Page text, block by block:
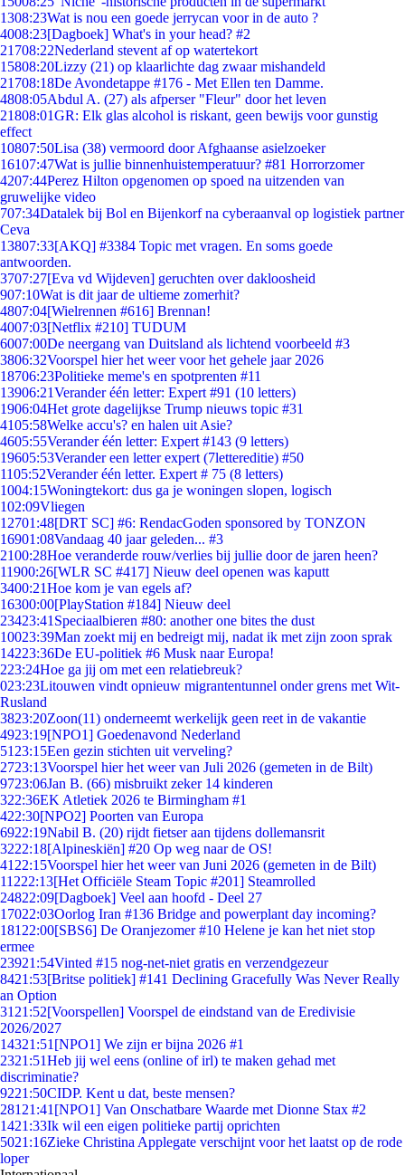
1308:23Wat is nou een goede jerrycan voor in de auto ?
4008:23[Dagboek] What's in your head? #2
21708:22Nederland stevent af op watertekort
15808:20Lizzy (21) op klaarlichte dag zwaar mishandeld
21708:18De Avondetappe #176 - Met Ellen ten Damme.
4808:05Abdul A. (27) als afperser "Fleur" door het leven
21808:01GR: Elk glas alcohol is riskant, geen bewijs voor gunstig
effect
10807:50Lisa (38) vermoord door Afghaanse asielzoeker
16107:47Wat is jullie binnenhuistemperatuur? #81 Horrorzomer
4207:44Perez Hilton opgenomen op spoed na uitzenden van
gruwelijke video
707:34Datalek bij Bol en Bijenkorf na cyberaanval op logistiek partner
Ceva
13807:33[AKQ] #3384 Topic met vragen. En soms goede
antwoorden.
3707:27[Eva vd Wijdeven] geruchten over dakloosheid
907:10Wat is dit jaar de ultieme zomerhit?
4807:04[Wielrennen #616] Brennan!
4007:03[Netflix #210] TUDUM
6007:00De neergang van Duitsland als lichtend voorbeeld #3
3806:32Voorspel hier het weer voor het gehele jaar 2026
18706:23Politieke meme's en spotprenten #11
13906:21Verander één letter: Expert #91 (10 letters)
1906:04Het grote dagelijkse Trump nieuws topic #31
4105:58Welke accu's? en halen uit Asie?
4605:55Verander één letter: Expert #143 (9 letters)
19605:53Verander een letter expert (7lettereditie) #50
1105:52Verander één letter. Expert # 75 (8 letters)
1004:15Woningtekort: dus ga je woningen slopen, logisch
102:09Vliegen
12701:48[DRT SC] #6: RendacGoden sponsored by TONZON
16901:08Vandaag 40 jaar geleden... #3
2100:28Hoe veranderde rouw/verlies bij jullie door de jaren heen?
11900:26[WLR SC #417] Nieuw deel openen was kaputt
3400:21Hoe kom je van egels af?
16300:00[PlayStation #184] Nieuw deel
23423:41 Speciaalbieren #80: another one bites the dust
10023:39Man zoekt mij en bedreigt mij, nadat ik met zijn zoon sprak
14223:36De EU-politiek #6 Musk naar Europa!
223:24Hoe ga jij om met een relatiebreuk?
023:23Litouwen vindt opnieuw migrantentunnel onder grens met Wit-
Rusland
3823:20Zoon(11) onderneemt werkelijk geen reet in de vakantie
4923:19[NPO1] Goedenavond Nederland
51 23:15Een gezin stichten uit verveling?
2723:13Voorspel hier het weer van Juli 2026 (gemeten in de Bilt)
9723:06Jan B. (66) misbruikt zeker 14 kinderen
322:36EK Atletiek 2026 te Birmingham #1
422:30[NPO2] Poorten van Europa
6922:19Nabil B. (20) rijdt fietser aan tijdens dollemansrit
3222:18[Alpineskiën] #20 Op weg naar de OS!
41 22:15Voorspel hier het weer van Juni 2026 (gemeten in de Bilt)
11222:13[Het Officiële Steam Topic #201] Steamrolled
24822:09[Dagboek] Veel aan hoofd - Deel 27
17022:03Oorlog Iran #136 Bridge and powerplant day incoming?
181 22:00[SBS6] De Oranjezomer #10 Helene je kan het niet stop
ermee
23921:54Vinted #15 nog-net-niet gratis en verzendgezeur
8421:53[Britse politiek] #141 Declining Gracefully Was Never Really
an Option
31 21:52[Voorspellen] Voorspel de eindstand van de Eredivisie
2026/2027
14321:51 [NPO1] We zijn er bijna 2026 #1
2321:51Heb jij wel eens (online of irl) te maken gehad met
discriminatie?
9221:50CIDP. Kent u dat, beste mensen?
281 21:41 [NPO1] Van Onschatbare Waarde met Dionne Stax #2
1421:33Ik wil een eigen politieke partij oprichten
5021:16Zieke Christina Applegate verschijnt voor het laatst op de rode
loper